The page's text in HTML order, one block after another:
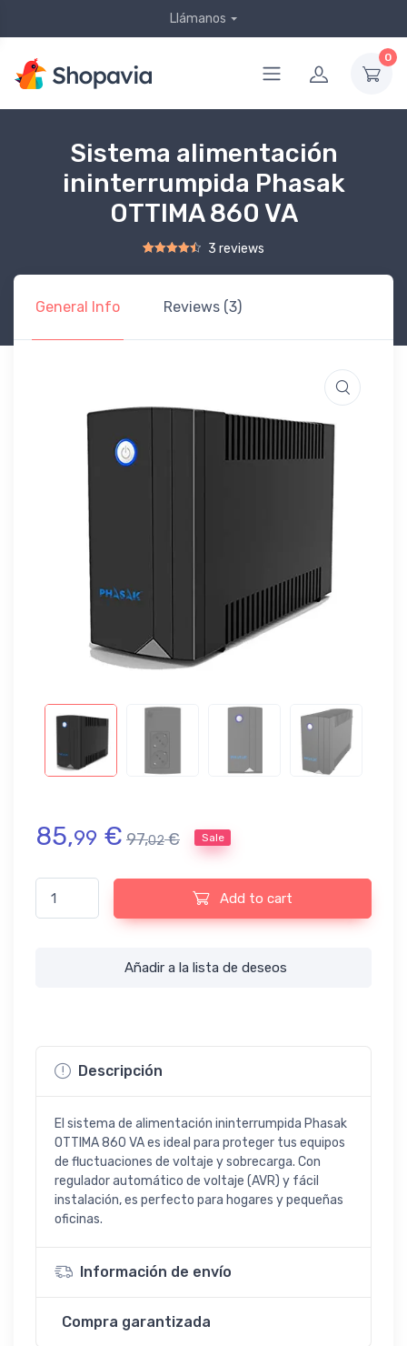
Llámanos
0
Sistema alimentación
ininterrumpida Phasak
OTTIMA 860 VA
Rated4.50out of 5 based on
2 customer ratings
3 reviews
General Info Reviews (3)
85,99 € 97,02 € Sale
Sistema alimentación ininterrumpida Phasak OTTIMA 860 VA
Add to cart
Añadir a la lista de deseos
Descripción
El sistema de alimentación ininterrumpida Phasak
OTTIMA 860 VA es ideal para proteger tus equipos
de fluctuaciones de voltaje y sobrecarga. Con
regulador automático de voltaje (AVR) y fácil
instalación, es perfecto para hogares y pequeñas
oficinas.
Información de envío
Compra garantizada